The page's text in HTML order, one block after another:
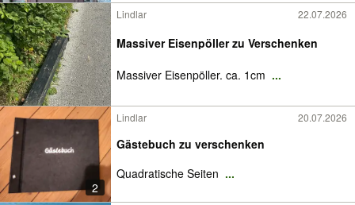
Lindlar 22.07.2026
Massiver Eisenpöller zu Verschenken
Massiver Eisenpöller. ca. 1cm ...
2
Lindlar 20.07.2026
Gästebuch zu verschenken
Quadratische Seiten ...